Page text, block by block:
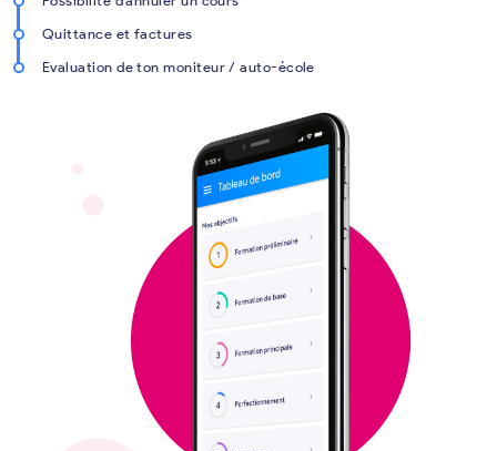
Quittance et factures
Evaluation de ton moniteur / auto-école